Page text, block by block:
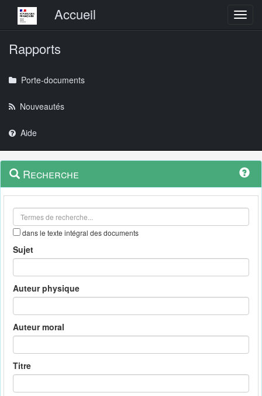
Menu principalAccueil
Rapports
Porte-documents
Nouveautés
Aide
Navigation
outils
Menu
contextuel
Recherche
dans le texte intégral des documents
Sujet
Auteur physique
Auteur moral
Titre